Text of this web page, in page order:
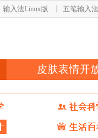
输入法Linux版 五笔输入法
皮肤表情开